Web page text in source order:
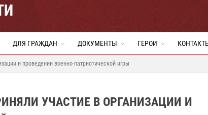
ДЛЯ ГРАЖДАН ДОКУМЕНТЫ ГЕРОИ
и проведении военно-патриотической игры
УЧАСТИЕ В ОРГАНИЗАЦИИ И